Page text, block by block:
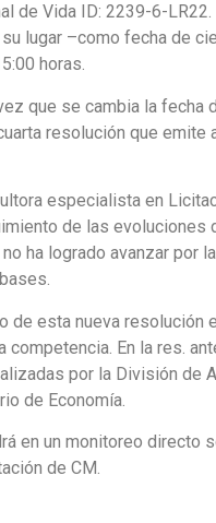
de Vida ID: 2239-6-
lugar –como fecha de
horas.
que se cambia la
resolución que emite
especialista en
de las evoluciones
ha logrado avanzar por
de esta nueva resolución
competencia. En la res.
por la División de
de Economía.
en un monitoreo directo
de CM.